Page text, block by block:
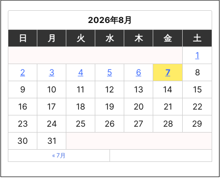
2026年8月
日
月 火 水 木 金
土
1
2
3 4 5 6 7
8
9
10 11 12 13 14
15
16
17 18 19 20 21
22
23
24 25 26 27 28
29
30
31
« 7月